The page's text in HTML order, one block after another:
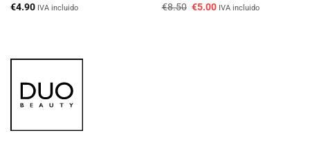
€4.90 IVA incluido
€8.50 O
€5.00OIVA incluido